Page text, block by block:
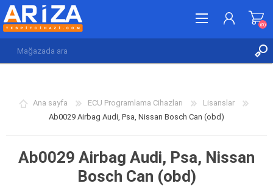
İSTEK LISTESI (0)
(0)
Ana sayfa ECU Programlama Cihazları
Lisanslar
Ab0029 Airbag Audi, Psa, Nissan Bosch Can (obd)
Ab0029 Airbag Audi, Psa, Nissan
Bosch Can (obd)